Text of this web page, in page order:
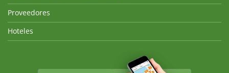
Proveedores
Hoteles